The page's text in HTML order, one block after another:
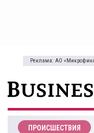
Реклама: АО
ПРОИСШЕСТВИЯ